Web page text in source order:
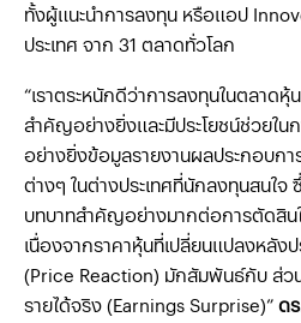
ทั้งผู้แนะนำการลงทุน หรือแอป
ประเทศ จาก 31 ตลาดทั่วโลก
“เราตระหนักดีว่าการลงทุนในตลาด
สำคัญอย่างยิ่งและมีประโยชน์ช่วยใน
อย่างยิ่งข้อมูลรายงานผลประกอบก
ต่างๆ ในต่างประเทศที่นักลงทุนสนใ
บทบาทสําคัญอย่างมากต่อการตัดสิ
เนื่องจากราคาหุ้นที่เปลี่ยนแปลงหลัง
(Price Reaction) มักสัมพันธ์กับ ส่
รายได้จริง (Earnings Surprise)”ด